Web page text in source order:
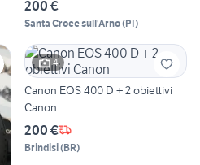
200 €
Santa Croce sull'Arno(PI)
4
Canon EOS 400 D + 2 obiettivi
Canon
200 €
Brindisi(BR)